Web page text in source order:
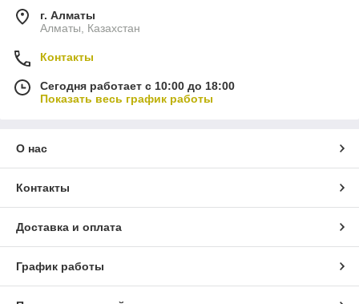
г. Алматы
Алматы, Казахстан
Контакты
Сегодня работает с 10:00 до 18:00
Показать весь график работы
О нас
Контакты
Доставка и оплата
График работы